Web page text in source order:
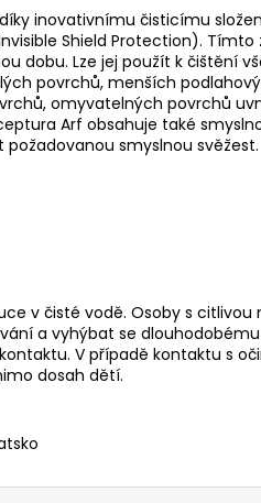
inovativnímu čisticímu
Shield Protection).
dobu. Lze jej použít k čištění
povrchů, menších
omyvatelných povrchů
Arf obsahuje také
smyslnou svěžest.
v čisté vodě. Osoby s citlivou
a vyhýbat se
V případě kontaktu s
dosah dětí.